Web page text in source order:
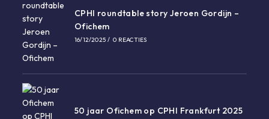
CPHI roundtable story Jeroen Gordijn –
Ofichem
16/12/2025 / 0 REACTIES
50 jaar Ofichem op CPHI Frankfurt 2025